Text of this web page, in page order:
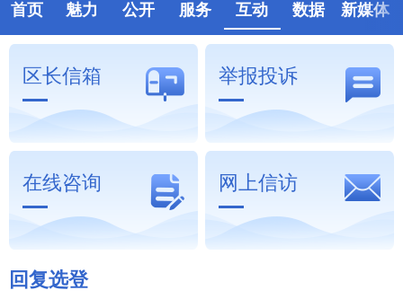
首页 魅力 公开 服务 互动 数据 新媒体
区长信箱 举报投诉
在线咨询 网上信访
回复选登